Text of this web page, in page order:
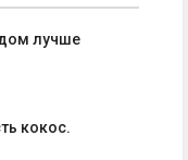
лучше
кокос.